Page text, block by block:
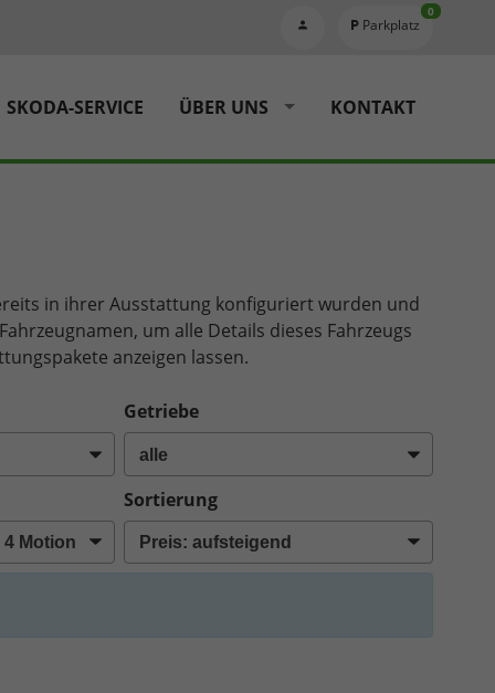
Parkplatz
0
SKODA-SERVICE ÜBER UNS KONTAKT
in ihrer Ausstattung konfiguriert wurden und
um alle Details dieses Fahrzeugs
anzeigen lassen.
Getriebe
Sortierung